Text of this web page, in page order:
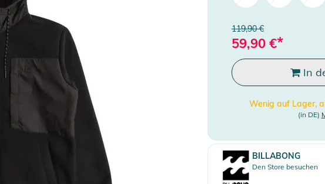
119,90 €
59,90 €*
In
Wenig auf Lager,
(in DE)
BILLABONG
Den Store besuchen